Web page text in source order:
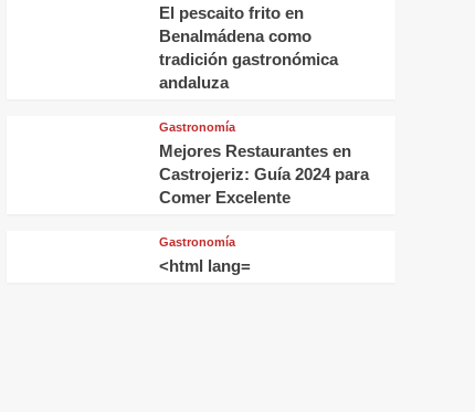
El pescaito frito en
Benalmádena como
tradición gastronómica
andaluza
Gastronomía
Mejores Restaurantes en
Castrojeriz: Guía 2024 para
Comer Excelente
Gastronomía
<html lang=